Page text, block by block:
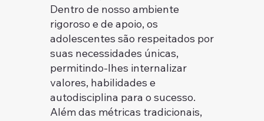
Dentro de nosso ambiente
rigoroso e de apoio, os
adolescentes são respeitados por
suas necessidades únicas,
permitindo-lhes internalizar
valores, habilidades e
autodisciplina para o sucesso.
Além das métricas tradicionais,